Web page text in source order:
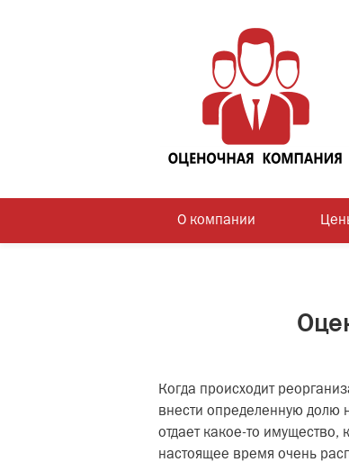
О компании
Когда происходит
внести определенную долю
отдает какое-то
настоящее время очень